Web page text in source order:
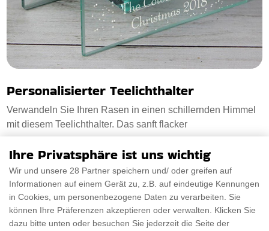
Personalisierter Teelichthalter
Verwandeln Sie Ihren Rasen in einen schillernden Himmel
mit diesem Teelichthalter. Das sanft flacker
PRÜFEN SIE ES AUS €17.08
Ihre Privatsphäre ist uns wichtig
Wir und unsere 28 Partner speichern und/ oder greifen auf
Informationen auf einem Gerät zu, z.B. auf eindeutige Kennungen
in Cookies, um personenbezogene Daten zu verarbeiten. Sie
können Ihre Präferenzen akzeptieren oder verwalten. Klicken Sie
dazu bitte unten oder besuchen Sie jederzeit die Seite der